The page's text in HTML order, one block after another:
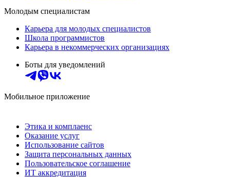
Молодым специалистам
Карьера для молодых специалистов
Школа программистов
Карьера в некоммерческих организациях
Боты для уведомлений
Мобильное приложение
Этика и комплаенс
Оказание услуг
Использование сайтов
Защита персональных данных
Пользовательское соглашение
ИТ аккредитация